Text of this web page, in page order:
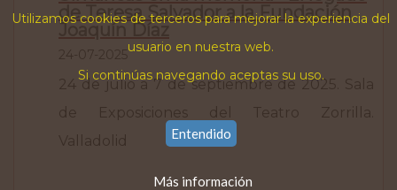
de Teresa Salvador a la Fundación
Joaquín Díaz
24-07-2025
24 de julio a 7 de septiembre de 2025. Sala
de Exposiciones del Teatro Zorrilla.
Valladolid
Utilizamos cookies de terceros para mejorar la experiencia del
usuario en nuestra web.
Si continúas navegando aceptas su uso.
Entendido
Más información